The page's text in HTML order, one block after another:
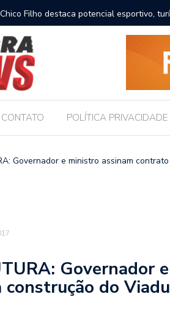
Chico Filho destaca potencial esportivo,
Internacional de Maceió
CONTATO POLÍTICA PRIVACIDADE
Governador e ministro assinam
Governador
do